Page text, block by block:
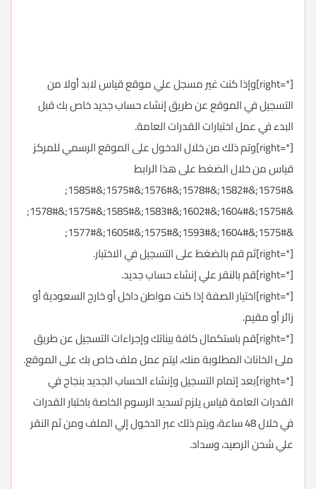
[*=right]وإذا كنت غير مسجل علي موقع قياس لابد أولا من
التسجيل في الموقع عن طريق إنشاء حساب جديد خاص بك قبل
البدء في عمل اختبارات القدرات العامة.
[*=right]وتم ذلك من خلال الدخول على الموقع الرسمي للمركز
قياس من خلال الضغط على هذا الرابط
&#1575;&#1582;&#1578;&#1576;&#1575;&#1585;
&#1575;&#1604;&#1602;&#1583;&#1585;&#1575;&#1578;
&#1575;&#1604;&#1593;&#1575;&#1605;&#1577;
[*=right]ثم قم بالضغط على التسجيل في الاختبار.
[*=right]قم بالنقر علي إنشاء حساب جديد.
[*=right]اختيار الصفة إذا كنت مواطن داخل أو خارج السعودية أو
زائر أو مقيم.
[*=right]قم باستكمال كافة بيناتك وإجراءات التسجيل عن طريق
ملئ الخانات المطلوبة منك، ليتم عمل ملف خاص بك على الموقع.
[*=right]بعد إتمام التسجيل وإنشاء الحساب الجديد بنجاح في
القدرات العامة قياس يلزم تسديد الرسوم الخاصة باختبار القدرات
في خلال 48 ساعة، ويتم ذلك عبر الدخول إلي الملف ومن ثم النقر
علي شحن الرصيد، وسداد.